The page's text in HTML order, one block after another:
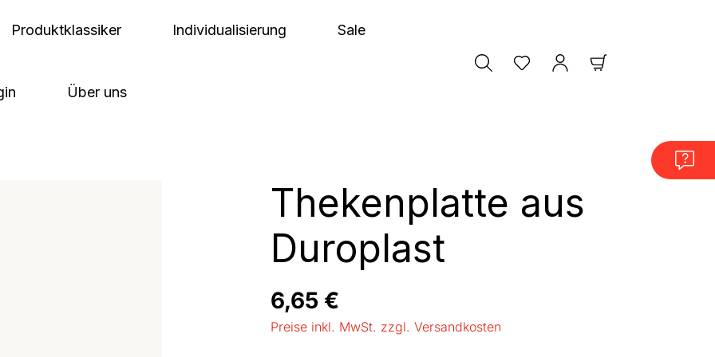
Produktklassiker Individualisierung Sale
Über uns
Thekenplatte aus
Duroplast
Regulärer Preis:
6,65 €
Preise inkl. MwSt. zzgl. Versandkosten